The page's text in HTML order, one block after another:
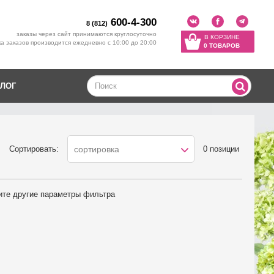
8 (812) 600-4-300
заказы через сайт принимаются круглосуточно
заказов производится ежедневно с 10:00 до 20:00
В КОРЗИНЕ
0 ТОВАРОВ
Сортировать: сортировка 0 позиции
другие параметры фильтра